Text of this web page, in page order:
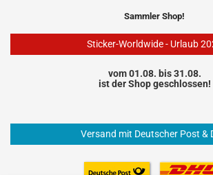
Sammler Shop!
Sticker-Worldwide - Urlaub
vom 01.08. bis 31.08.
ist der Shop geschlossen!
Versand mit Deutscher Post &